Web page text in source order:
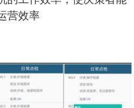
营效率